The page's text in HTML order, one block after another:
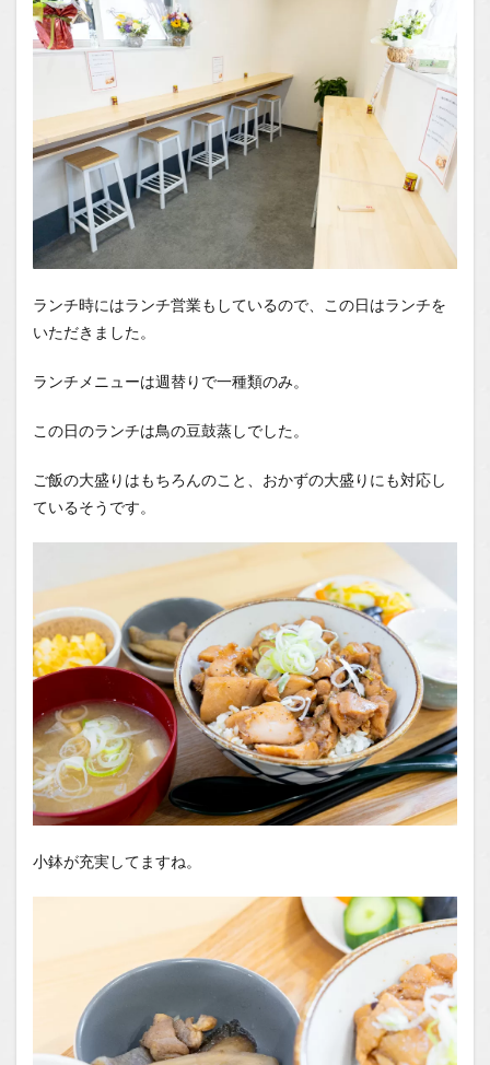
ランチ時にはランチ営業もしているので、この日はランチを
いただきました。
ランチメニューは週替りで一種類のみ。
この日のランチは鳥の豆鼓蒸しでした。
ご飯の大盛りはもちろんのこと、おかずの大盛りにも対応し
ているそうです。
小鉢が充実してますね。